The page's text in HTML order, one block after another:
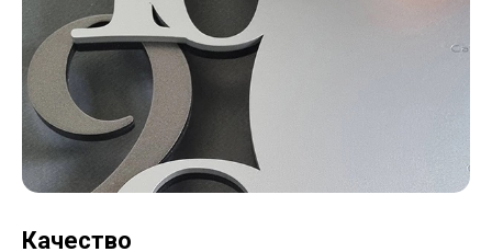
Качество